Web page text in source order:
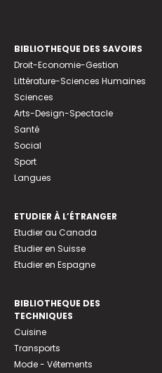
BIBLIOTHEQUE DES SAVOIRS
Droit-Economie-Gestion
Littérature-Sciences Humaines
Sciences
Arts-Design-Spectacle
Santé
Social
Sport
Langues
ETUDIER À L’ÉTRANGER
Etudier au Canada
Etudier en Suisse
Etudier en Espagne
BIBLIOTHEQUE DES
TECHNIQUES
Cuisine
Transports
Mode - Vêtements